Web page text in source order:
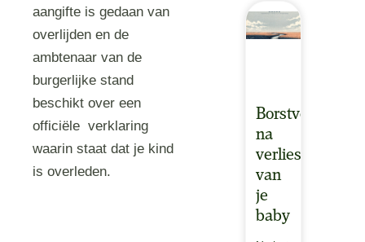
aangifte is gedaan van
overlijden en de
ambtenaar van de
burgerlijke stand
beschikt over een
officiële verklaring
waarin staat dat je kind
is overleden.
Borstvoeding
na
verlies
van
je
baby